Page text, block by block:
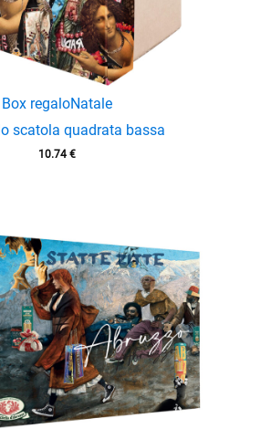
Box regaloNatale
scatola quadrata bassa
10.74 €